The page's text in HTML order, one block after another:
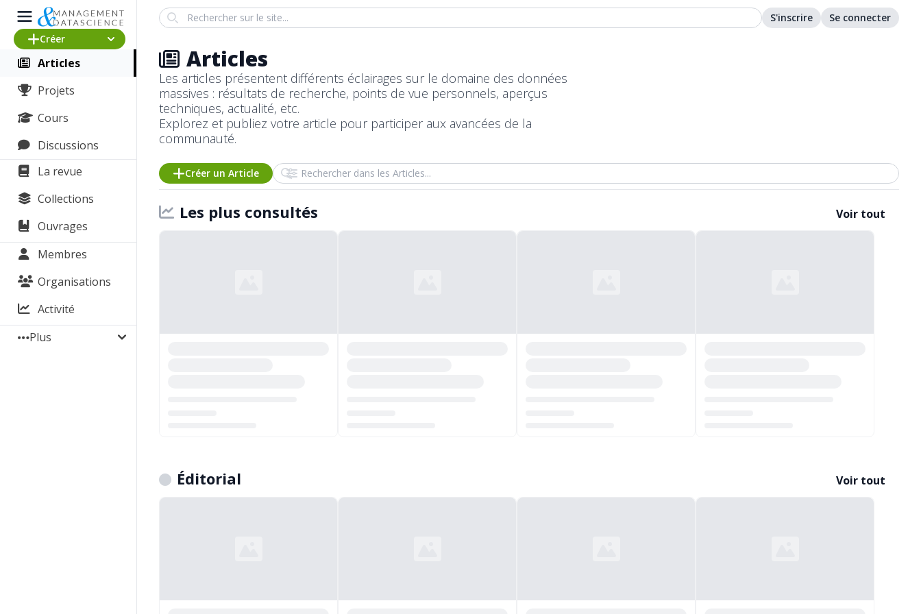
Créer
Articles
Projets
Cours
Discussions
La revue
Collections
Ouvrages
Membres
Organisations
Activité
Plus
Search S'inscrire Se connecter
Articles
Les articles présentent différents éclairages sur le domaine des données
massives : résultats de recherche, points de vue personnels, aperçus
techniques, actualité, etc.
Explorez et publiez votre article pour participer aux avancées de la
communauté.
Créer un Article Rechercher dans les Articles
Les plus consultés Voir tout
Éditorial Voir tout